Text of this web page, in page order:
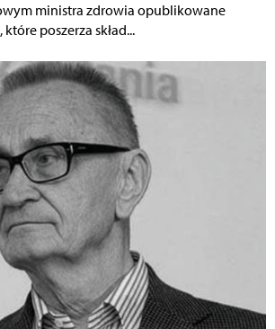
ministra zdrowia opublikowane
poszerza skład...